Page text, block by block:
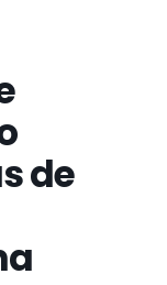
de